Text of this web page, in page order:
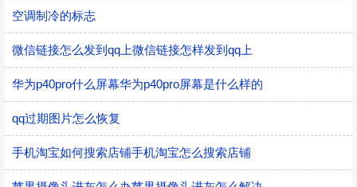
空调制冷的标志
微信链接怎么发到qq上微信链接怎样发到qq上
华为p40pro什么屏幕华为p40pro屏幕是什么样的
qq过期图片怎么恢复
手机淘宝如何搜索店铺手机淘宝怎么搜索店铺